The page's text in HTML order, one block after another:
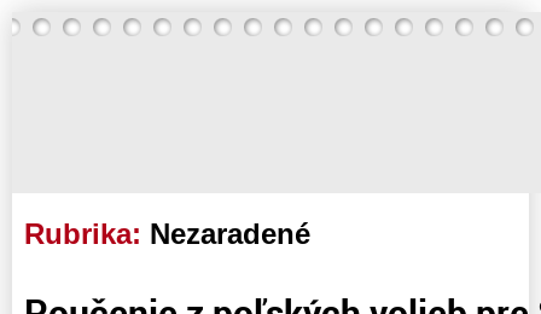
Najkomentovanejšie články
Rubrika: Nezaradené